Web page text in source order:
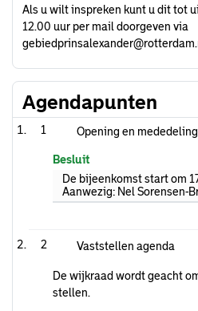
Als u wilt inspreken kunt u dit tot
12.00 uur per mail doorgeven via
Agendapunten
1 Opening en
Besluit
De bijeenkomst start om
Aanwezig: Nel Sorensen-
2 Vaststellen agenda
De wijkraad wordt geacht
stellen.